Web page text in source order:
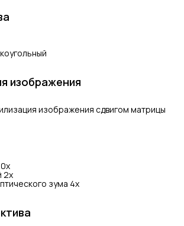
изображения
изображения сдвигом матрицы
2x
зума 4x